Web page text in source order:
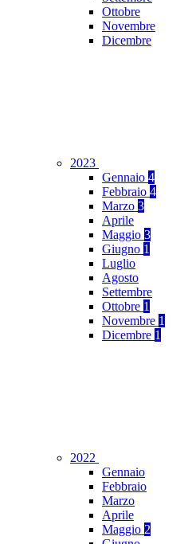
Ottobre
Novembre
Dicembre
2023
Gennaio 4
Febbraio 4
Marzo 3
Aprile
Maggio 3
Giugno 1
Luglio
Agosto
Settembre
Ottobre 1
Novembre 1
Dicembre 1
2022
Gennaio
Febbraio
Marzo
Aprile
Maggio 2